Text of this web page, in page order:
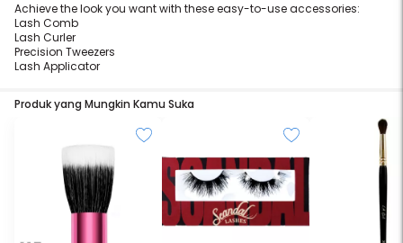
Achieve the look you want with these easy-to-use accessories:
Lash Comb
Lash Curler
Precision Tweezers
Lash Applicator
Produk yang Mungkin Kamu Suka